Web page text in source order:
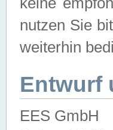
nutzen Sie
weiterhin
Entwurf
EES GmbH